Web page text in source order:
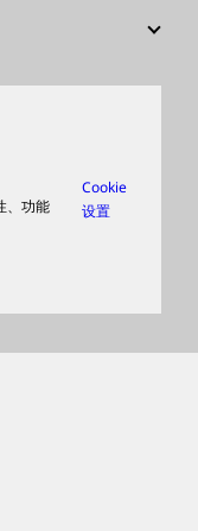
、功能
Cookie
设置